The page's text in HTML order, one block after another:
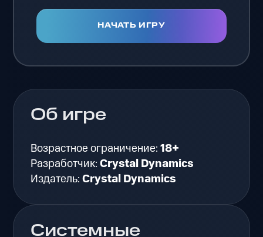
НАЧАТЬ ИГРУ
Об игре
Возрастное ограничение:18+
Разработчик:Crystal Dynamics
Издатель:Crystal Dynamics
Системные